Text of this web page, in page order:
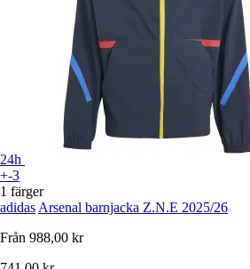
24h
+-3
1 färger
adidas Arsenal barnjacka Z.N.E 2025/26
Från 988,00 kr